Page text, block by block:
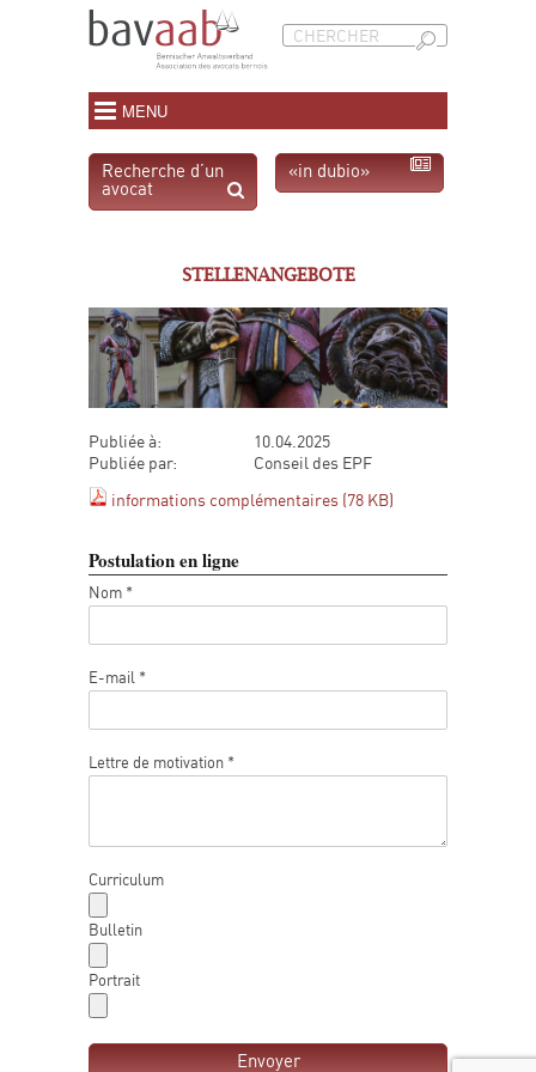
MENU
Recherche d’un
avocat
«in dubio»
STELLENANGEBOTE
Publiée à:
10.04.2025
Publiée par:
Conseil des EPF
informations complémentaires (78 KB)
Postulation en ligne
Nom *
E-mail *
Lettre de motivation *
Curriculum
Bulletin
Portrait